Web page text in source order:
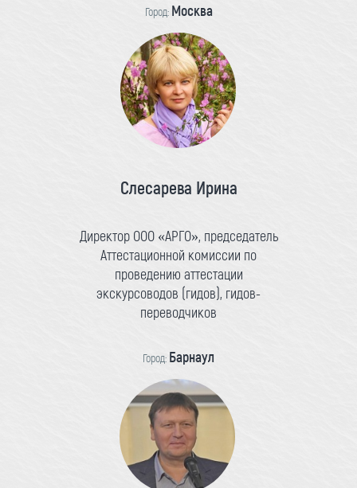
Город: Москва
Слесарева Ирина
Директор ООО «АРГО», председатель
Аттестационной комиссии по
проведению аттестации
экскурсоводов (гидов), гидов-
переводчиков
Город: Барнаул